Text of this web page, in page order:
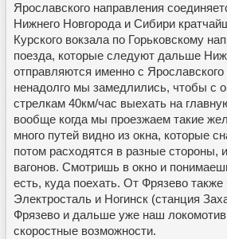
Ярославского направления
Нижнего Новгорода и Сибири
Курского вокзала по Горьковскому
поезда, которые следуют дальше
отправляются именно с
ненадолго мы замедлились, чтобы с
стрелкам 40км/час выехать на
вообще когда мы проезжаем такие
много путей видно из окна, которые
потом расходятся в разные стороны,
вагонов. Смотришь в окно и
есть, куда поехать. От Фрязево также
Электросталь и Ногинск (станция
Фрязево и дальше уже наш локомотив
скоростные возможности.